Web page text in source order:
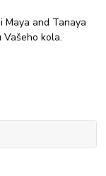
Maya and Tanaya
kola.